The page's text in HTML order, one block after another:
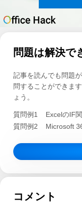
問題は解決で
記事を読んでも問題
問することができま
ょう。
質問例1
ExcelのIF
質問例2
Microsoft
コメント